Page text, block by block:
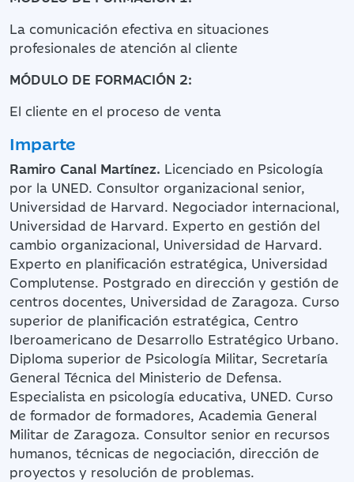
La comunicación efectiva en situaciones
profesionales de atención al cliente
MÓDULO DE FORMACIÓN 2:
El cliente en el proceso de venta
Imparte
Ramiro Canal Martínez. Licenciado en Psicología
por la UNED. Consultor organizacional senior,
Universidad de Harvard. Negociador internacional,
Universidad de Harvard. Experto en gestión del
cambio organizacional, Universidad de Harvard.
Experto en planificación estratégica, Universidad
Complutense. Postgrado en dirección y gestión de
centros docentes, Universidad de Zaragoza. Curso
superior de planificación estratégica, Centro
Iberoamericano de Desarrollo Estratégico Urbano.
Diploma superior de Psicología Militar, Secretaría
General Técnica del Ministerio de Defensa.
Especialista en psicología educativa, UNED. Curso
de formador de formadores, Academia General
Militar de Zaragoza. Consultor senior en recursos
humanos, técnicas de negociación, dirección de
proyectos y resolución de problemas.